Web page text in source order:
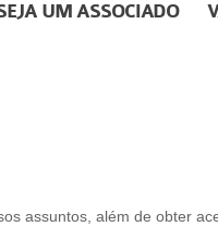
UM ASSOCIADO
assuntos, além de obter